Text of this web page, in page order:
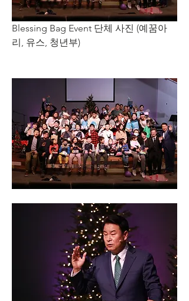
Blessing Bag Event 단체 사진 (예꿈아
리, 유스, 청년부)